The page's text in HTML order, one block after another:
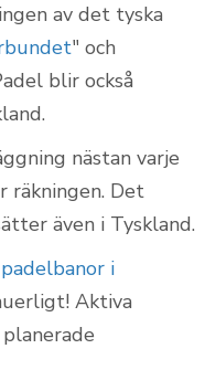
av det tyska
" och
blir också
nästan varje
räkningen. Det
även i Tyskland.
i
Aktiva